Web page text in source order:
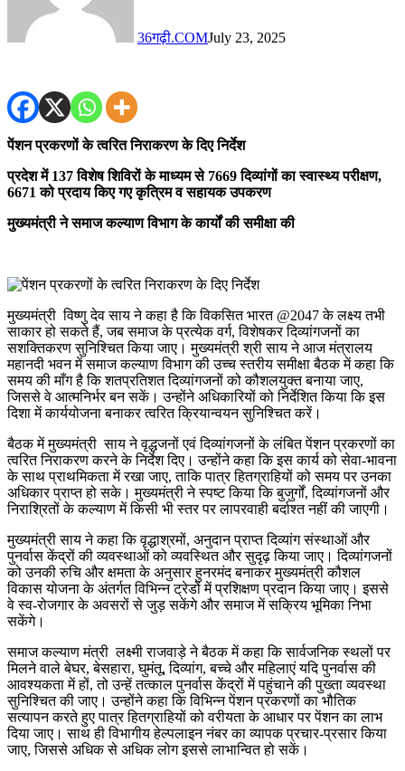
36गढ़ी.COMJuly 23, 2025
पेंशन प्रकरणों के त्वरित निराकरण के दिए निर्देश
प्रदेश में 137 विशेष शिविरों के माध्यम से 7669 दिव्यांगों का स्वास्थ्य परीक्षण,
6671 को प्रदाय किए गए कृत्रिम व सहायक उपकरण
मुख्यमंत्री ने समाज कल्याण विभाग के कार्यों की समीक्षा की
मुख्यमंत्री विष्णु देव साय ने कहा है कि विकसित भारत @2047 के लक्ष्य तभी
साकार हो सकते हैं, जब समाज के प्रत्येक वर्ग, विशेषकर दिव्यांगजनों का
सशक्तिकरण सुनिश्चित किया जाए। मुख्यमंत्री श्री साय ने आज मंत्रालय
महानदी भवन में समाज कल्याण विभाग की उच्च स्तरीय समीक्षा बैठक में कहा कि
समय की माँग है कि शतप्रतिशत दिव्यांगजनों को कौशलयुक्त बनाया जाए,
जिससे वे आत्मनिर्भर बन सकें। उन्होंने अधिकारियों को निर्देशित किया कि इस
दिशा में कार्ययोजना बनाकर त्वरित क्रियान्वयन सुनिश्चित करें।
बैठक में मुख्यमंत्री साय ने वृद्धजनों एवं दिव्यांगजनों के लंबित पेंशन प्रकरणों का
त्वरित निराकरण करने के निर्देश दिए। उन्होंने कहा कि इस कार्य को सेवा-भावना
के साथ प्राथमिकता में रखा जाए, ताकि पात्र हितग्राहियों को समय पर उनका
अधिकार प्राप्त हो सके। मुख्यमंत्री ने स्पष्ट किया कि बुजुर्गों, दिव्यांगजनों और
निराश्रितों के कल्याण में किसी भी स्तर पर लापरवाही बर्दाश्त नहीं की जाएगी।
मुख्यमंत्री साय ने कहा कि वृद्धाश्रमों, अनुदान प्राप्त दिव्यांग संस्थाओं और
पुनर्वास केंद्रों की व्यवस्थाओं को व्यवस्थित और सुदृढ़ किया जाए। दिव्यांगजनों
को उनकी रुचि और क्षमता के अनुसार हुनरमंद बनाकर मुख्यमंत्री कौशल
विकास योजना के अंतर्गत विभिन्न ट्रेडों में प्रशिक्षण प्रदान किया जाए। इससे
वे स्व-रोजगार के अवसरों से जुड़ सकेंगे और समाज में सक्रिय भूमिका निभा
सकेंगे।
समाज कल्याण मंत्री लक्ष्मी राजवाड़े ने बैठक में कहा कि सार्वजनिक स्थलों पर
मिलने वाले बेघर, बेसहारा, घुमंतू, दिव्यांग, बच्चे और महिलाएं यदि पुनर्वास की
आवश्यकता में हों, तो उन्हें तत्काल पुनर्वास केंद्रों में पहुंचाने की पुख्ता व्यवस्था
सुनिश्चित की जाए। उन्होंने कहा कि विभिन्न पेंशन प्रकरणों का भौतिक
सत्यापन करते हुए पात्र हितग्राहियों को वरीयता के आधार पर पेंशन का लाभ
दिया जाए। साथ ही विभागीय हेल्पलाइन नंबर का व्यापक प्रचार-प्रसार किया
जाए, जिससे अधिक से अधिक लोग इससे लाभान्वित हो सकें।